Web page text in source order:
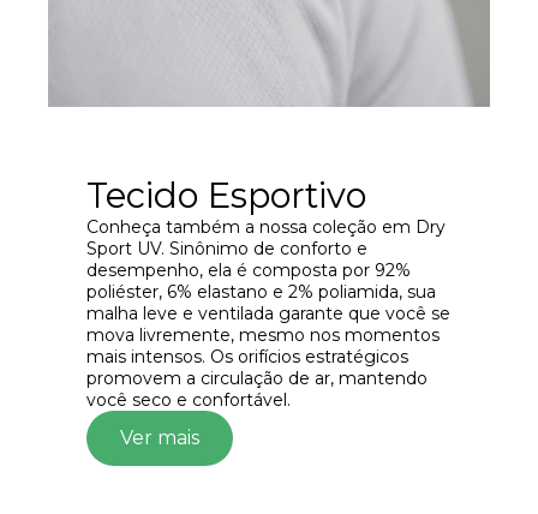
Tecido Esportivo
Conheça também a nossa coleção em Dry
Sport UV. Sinônimo de conforto e
desempenho, ela é composta por 92%
poliéster, 6% elastano e 2% poliamida, sua
malha leve e ventilada garante que você se
mova livremente, mesmo nos momentos
mais intensos. Os orifícios estratégicos
promovem a circulação de ar, mantendo
você seco e confortável.
Ver mais